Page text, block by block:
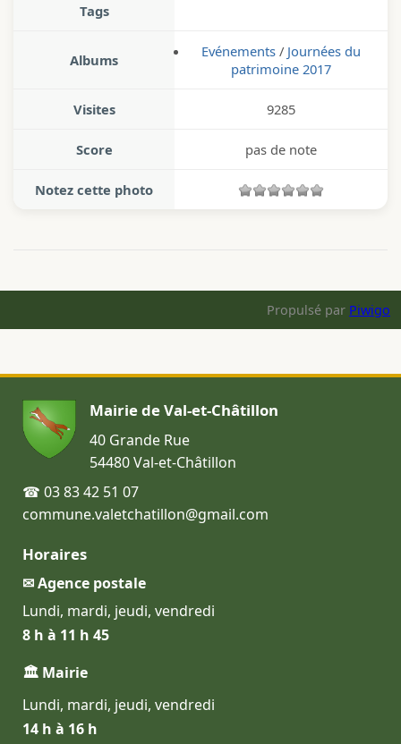
Tags
Albums Evénements / Journées du
patrimoine 2017
Visites 9285
Score pas de note
Notez cette photo
Propulsé par Piwigo
Mairie de Val-et-Châtillon
40 Grande Rue
54480 Val-et-Châtillon
☎ 03 83 42 51 07
commune.valetchatillon@gmail.com
Horaires
✉ Agence postale
Lundi, mardi, jeudi, vendredi
8 h à 11 h 45
🏛 Mairie
Lundi, mardi, jeudi, vendredi
14 h à 16 h